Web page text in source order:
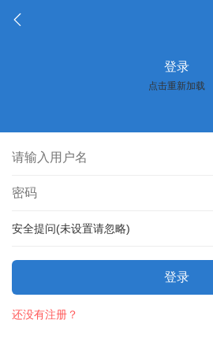
登录
点击重新加载
安全提问(未设置请忽略)
登录
还没有注册？